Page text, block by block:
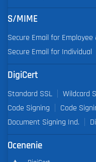
S/MIME
Secure Email for Employee
Secure Email for Individual
DigiCert
Standard SSL Wildcard
Code Signing
Code
Document Signing Ind.
Ocenenie